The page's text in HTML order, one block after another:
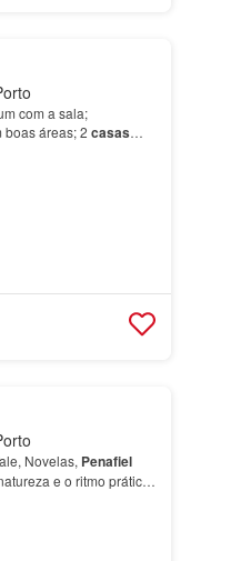
com a sala;
boas áreas; 2 casas
a:…
Novelas, Penafiel
e o ritmo prático